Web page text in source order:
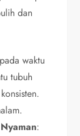
dan
waktu
tubuh
: